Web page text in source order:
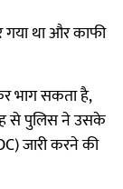
गया था और काफी
भाग सकता है,
से पुलिस ने उसके
जारी करने की